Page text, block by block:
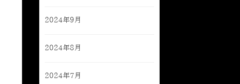
2024年9月
2024年8月
2024年7月